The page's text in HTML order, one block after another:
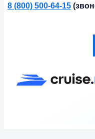
8 (800) 500-64-15